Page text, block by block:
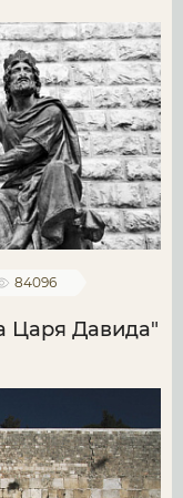
84096
Царя Давида"